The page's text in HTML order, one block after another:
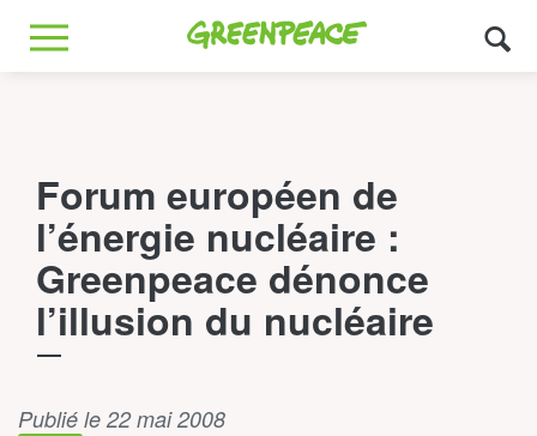
Greenpeace
MENU
Forum européen de
l’énergie nucléaire :
Greenpeace dénonce
l’illusion du nucléaire
Publié le 22 mai 2008